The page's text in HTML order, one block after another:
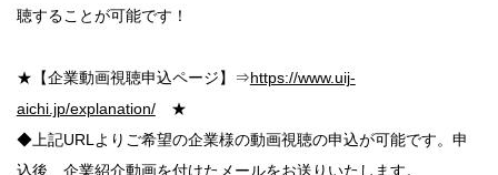
聴することが可能です！
★【企業動画視聴申込ページ】⇒https://www.uij-
aichi.jp/explanation/★
◆上記URLよりご希望の企業様の動画視聴の申込が可能です。申
込後、企業紹介動画を付けたメールをお送りいたします。